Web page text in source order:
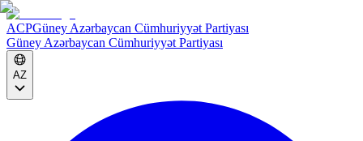
ACPGüney Azərbaycan Cümhuriyyət Partiyası
Güney Azərbaycan Cümhuriyyət Partiyası
AZ